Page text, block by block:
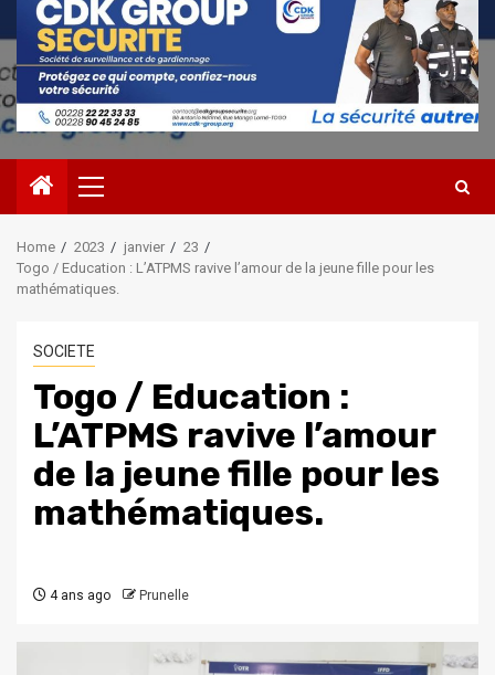
Primary
Menu
Home 2023 janvier
23
Togo / Education : L’ATPMS ravive l’amour de la jeune fille pour les
mathématiques.
SOCIETE
Togo / Education :
L’ATPMS ravive l’amour
de la jeune fille pour les
mathématiques.
4 ans ago Prunelle